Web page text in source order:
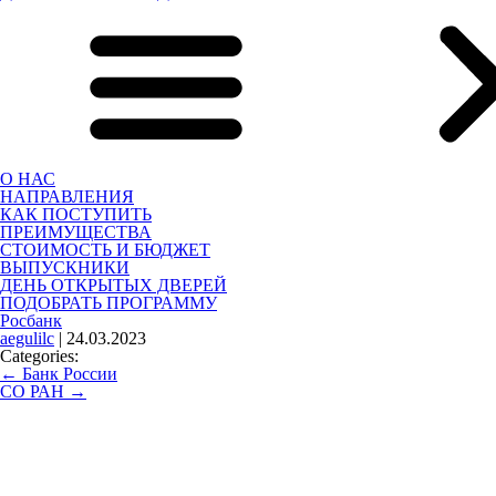
О НАС
НАПРАВЛЕНИЯ
КАК ПОСТУПИТЬ
ПРЕИМУЩЕСТВА
СТОИМОСТЬ И БЮДЖЕТ
ВЫПУСКНИКИ
ДЕНЬ ОТКРЫТЫХ ДВЕРЕЙ
ПОДОБРАТЬ ПРОГРАММУ
Росбанк
aegulilc | 24.03.2023
Categories:
Навигация по записям
← Банк России
СО РАН →